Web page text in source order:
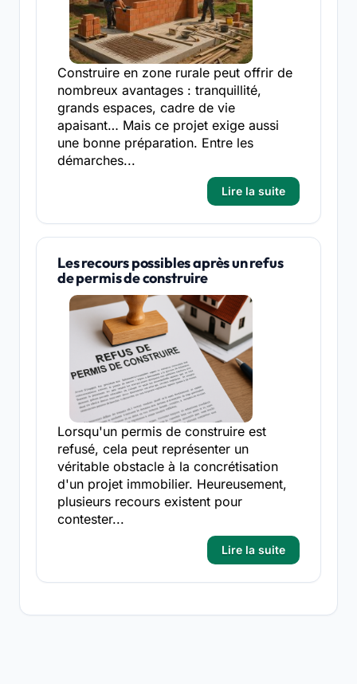
Construire en zone rurale peut offrir de
nombreux avantages : tranquillité,
grands espaces, cadre de vie
apaisant… Mais ce projet exige aussi
une bonne préparation. Entre les
démarches...
Lire la suite
Les recours possibles après un refus
de permis de construire
Lorsqu'un permis de construire est
refusé, cela peut représenter un
véritable obstacle à la concrétisation
d'un projet immobilier. Heureusement,
plusieurs recours existent pour
contester...
Lire la suite